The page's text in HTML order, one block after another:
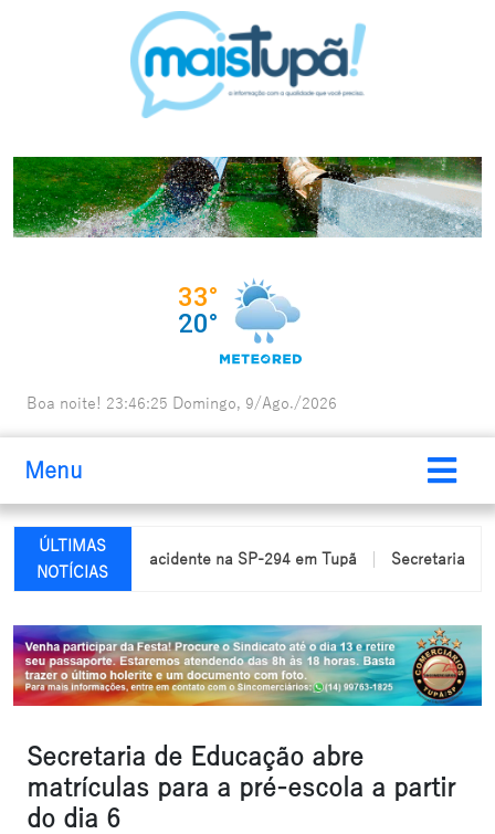
Boa noite! 23:46:25 Domingo, 9/Ago./2026
Menu
ÚLTIMAS
NOTÍCIAS
feridas em acidente na SP-294 em Tupã Secretaria de
Secretaria de Educação abre
matrículas para a pré-escola a partir
do dia 6